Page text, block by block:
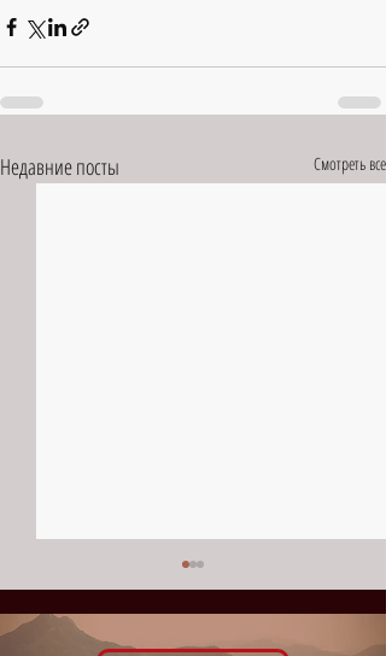
Недавние посты Смотреть все